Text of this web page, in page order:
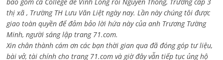
thị xã , Trường TH Lưu Văn Liệt ngày nay. Lần này chúng tôi được
giao toàn quyền để đảm bảo lời hứa này của anh Trương Tường
Minh, người sáng lập trang 71.com.
Xin chân thành cám ơn các bạn thời gian qua đã đóng góp tư liệu,
bài vở, tài chính cho trang 71.com và giờ đây vẫn tiếp tục ủng hộ